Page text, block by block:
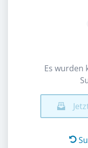
Es wurden